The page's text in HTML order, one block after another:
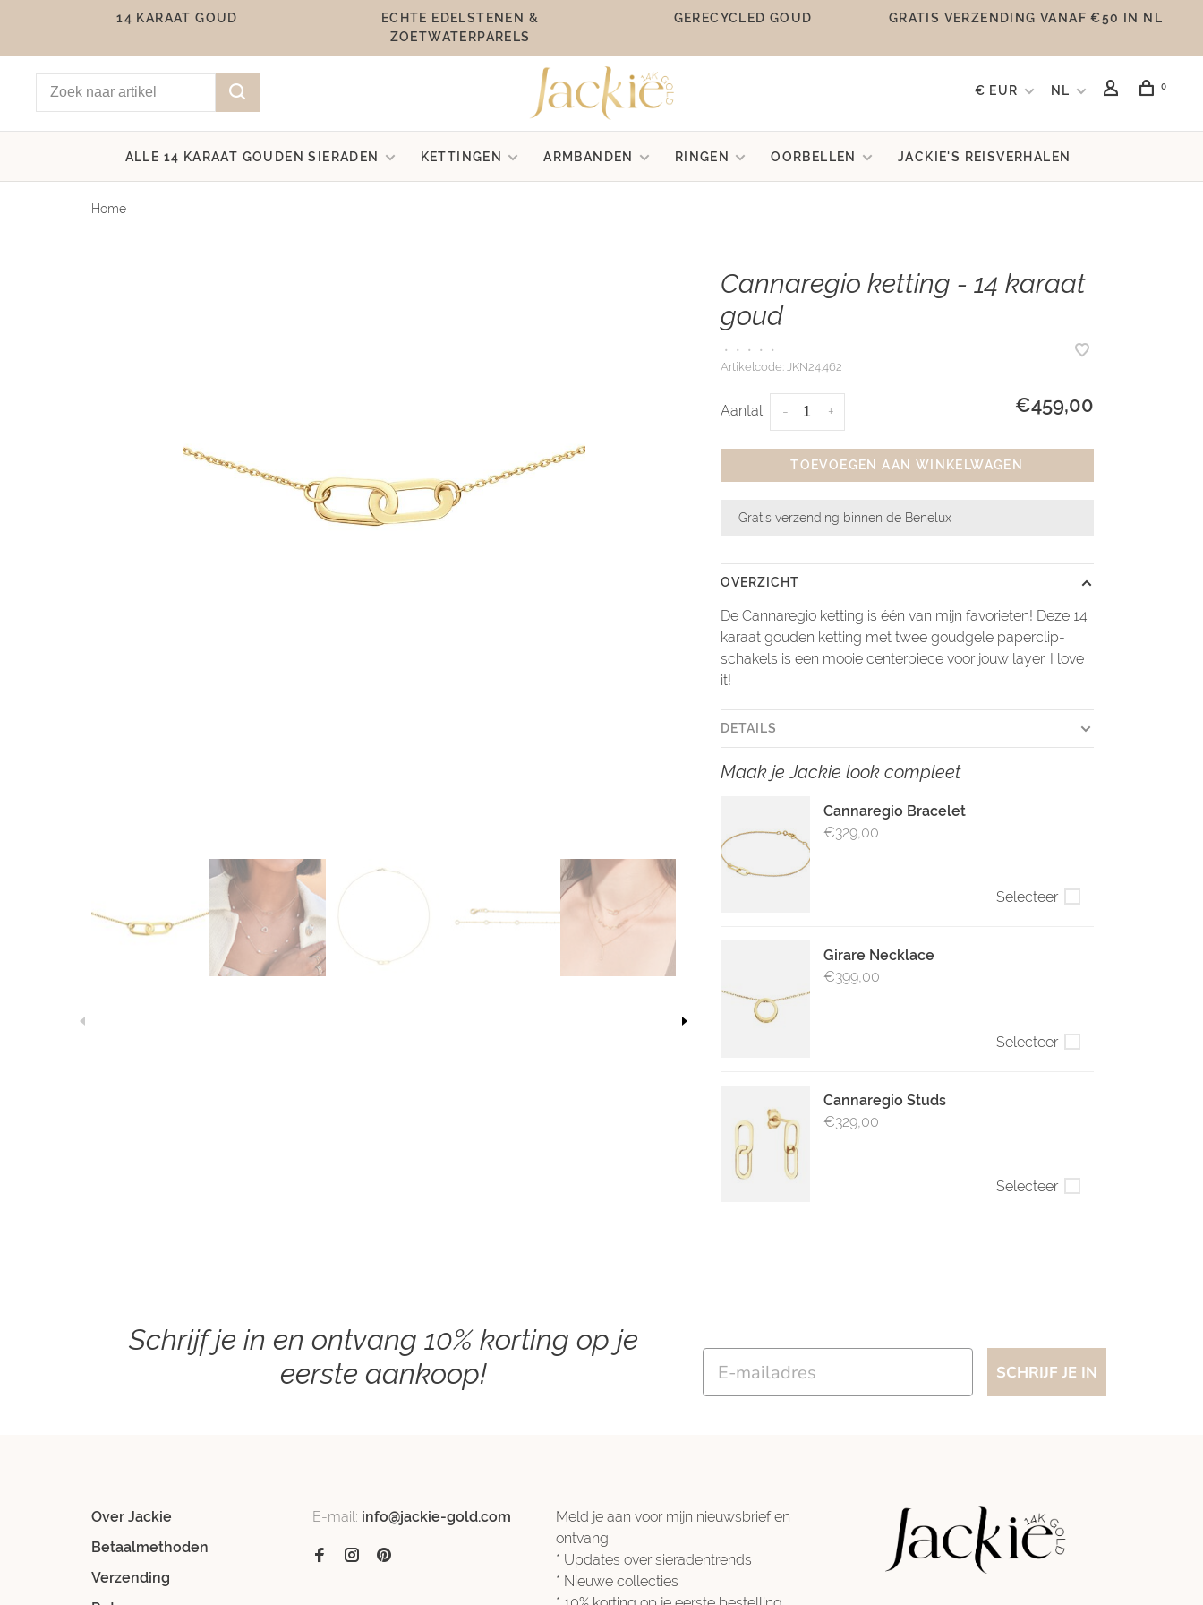
14 KARAAT GOUD
ECHTE EDELSTENEN &
ZOETWATERPARELS
GERECYCLED GOUD GRATIS VERZENDING VANAF €50 IN NL
€ EUR NL 0
ALLE 14 KARAAT GOUDEN SIERADEN KETTINGEN ARMBANDEN RINGEN OORBELLEN JACKIE'S REISVERHALEN
Home
Cannaregio ketting - 14 karaat
goud
• • • •
•
Artikelcode:JKN24.462
Aantal: +
- €459,00
TOEVOEGEN AAN WINKELWAGEN
Gratis verzending binnen de Benelux
OVERZICHT
De Cannaregio ketting is één van mijn favorieten! Deze 14
karaat gouden ketting met twee goudgele paperclip-
schakels is een mooie centerpiece voor jouw layer. I love
it!
DETAILS
Maak je Jackie look compleet
Cannaregio Bracelet
€329,00
Selecteer
Girare Necklace
€399,00
Selecteer
Cannaregio Studs
€329,00
Selecteer
Schrijf je in en ontvang 10% korting op je
eerste aankoop!
SCHRIJF JE IN
Over Jackie
Betaalmethoden
Verzending
E-mail: info@jackie-gold.com
Meld je aan voor mijn nieuwsbrief en
ontvang:
* Updates over sieradentrends
* Nieuwe collecties